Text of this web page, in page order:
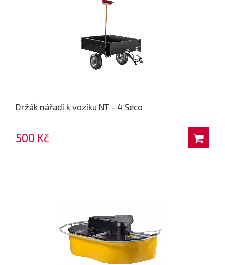
Držák nářadí k vozíku NT - 4 Seco
500 Kč